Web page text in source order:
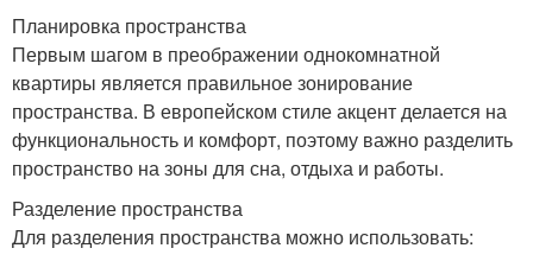
Планировка пространства
Первым шагом в преображении однокомнатной
квартиры является правильное зонирование
пространства. В европейском стиле акцент делается на
функциональность и комфорт, поэтому важно разделить
пространство на зоны для сна, отдыха и работы.
Разделение пространства
Для разделения пространства можно использовать: